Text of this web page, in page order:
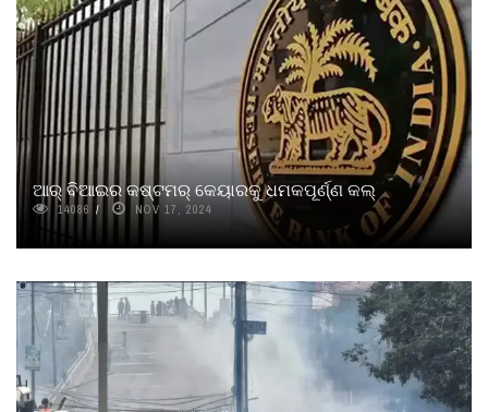
ଆର୍ ବିଆଇର କଷ୍ଟମର୍ କେୟାରକୁ ଧମକପୂର୍ଣ୍ଣ କଲ୍
14086 NOV 17, 2024